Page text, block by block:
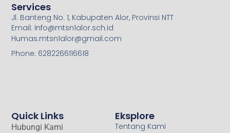
Eksplore
Tentang Kami
Quick Links
Hubungi Kami
Services
Jl. Banteng No. 1, Kabupaten Alor, Provinsi NTT
Email: Info@mtsn1alor.sch.id
Humas.mtsn1alor@gmail.com
Phone: 6282266116618